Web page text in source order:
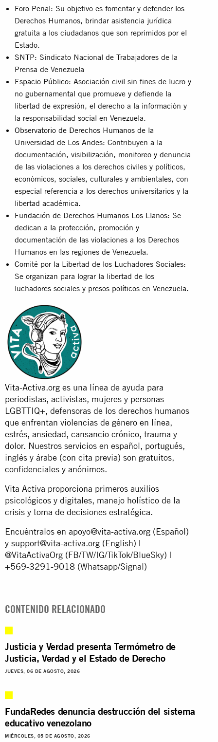
Foro Penal: Su objetivo es fomentar y defender los
Derechos Humanos, brindar asistencia jurídica
gratuita a los ciudadanos que son reprimidos por el
Estado.
SNTP: Sindicato Nacional de Trabajadores de la
Prensa de Venezuela
Espacio Público: Asociación civil sin fines de lucro y
no gubernamental que promueve y defiende la
libertad de expresión, el derecho a la información y
la responsabilidad social en Venezuela.
Observatorio de Derechos Humanos de la
Universidad de Los Andes: Contribuyen a la
documentación, visibilización, monitoreo y denuncia
de las violaciones a los derechos civiles y políticos,
económicos, sociales, culturales y ambientales, con
especial referencia a los derechos universitarios y la
libertad académica.
Fundación de Derechos Humanos Los Llanos: Se
dedican a la protección, promoción y
documentación de las violaciones a los Derechos
Humanos en las regiones de Venezuela.
Comité por la Libertad de los Luchadores Sociales:
Se organizan para lograr la libertad de los
luchadores sociales y presos políticos en Venezuela.
Vita-Activa.org es una línea de ayuda para
periodistas, activistas, mujeres y personas
LGBTTIQ+, defensoras de los derechos humanos
que enfrentan violencias de género en línea,
estrés, ansiedad, cansancio crónico, trauma y
dolor. Nuestros servicios en español, portugués,
inglés y árabe (con cita previa) son gratuitos,
confidenciales y anónimos.
Vita Activa proporciona primeros auxilios
psicológicos y digitales, manejo holístico de la
crisis y toma de decisiones estratégica.
Encuéntralos en apoyo@vita-activa.org (Español)
y support@vita-activa.org (English) |
@VitaActivaOrg (FB/TW/IG/TikTok/BlueSky) |
+569-3291-9018 (Whatsapp/Signal)
CONTENIDO RELACIONADO
Justicia y Verdad presenta Termómetro de
Justicia, Verdad y el Estado de Derecho
JUEVES, 06 DE AGOSTO, 2026
FundaRedes denuncia destrucción del sistema
educativo venezolano
MIÉRCOLES, 05 DE AGOSTO, 2026